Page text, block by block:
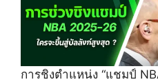
การชิงตำแหน่ง “แชมป์